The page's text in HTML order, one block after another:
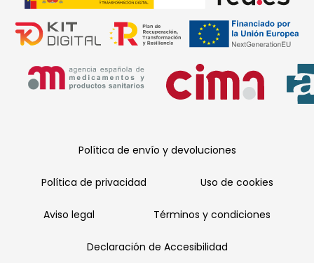
Política de envío y devoluciones
Política de privacidad Uso de cookies
Aviso legal Términos y condiciones
Declaración de Accesibilidad